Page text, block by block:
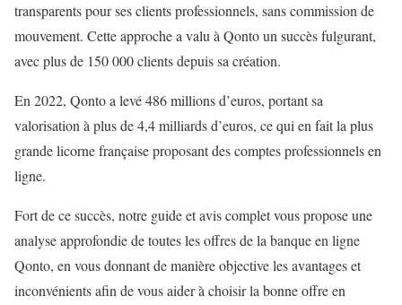
transparents pour ses clients professionnels, sans commission de
mouvement. Cette approche a valu à Qonto un succès fulgurant,
avec plus de 150 000 clients depuis sa création.
En 2022, Qonto a levé 486 millions d’euros, portant sa
valorisation à plus de 4,4 milliards d’euros, ce qui en fait la plus
grande licorne française proposant des comptes professionnels en
ligne.
Fort de ce succès, notre guide et avis complet vous propose une
analyse approfondie de toutes les offres de la banque en ligne
Qonto, en vous donnant de manière objective les avantages et
inconvénients afin de vous aider à choisir la bonne offre en